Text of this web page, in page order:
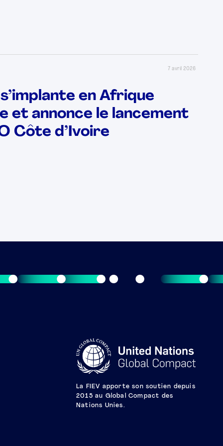
7 avril 2026
en Afrique
et annonce le lancement
Côte d’Ivoire
La FIEV apporte son soutien depuis
2015 au Global Compact des
Nations Unies.